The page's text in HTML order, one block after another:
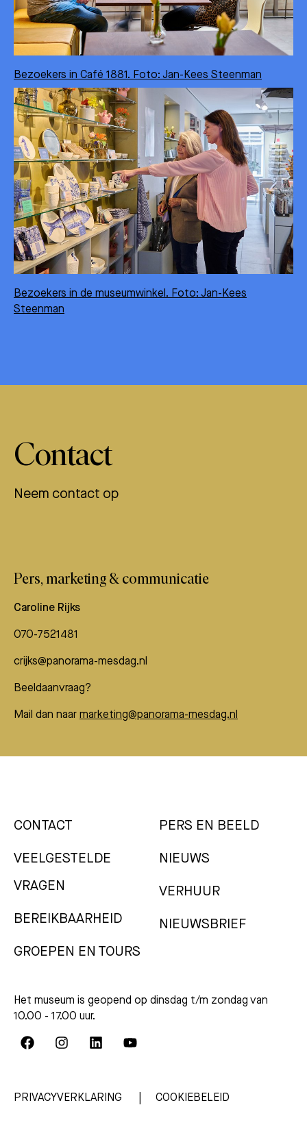
Bezoekers in Café 1881. Foto: Jan-Kees Steenman
Bezoekers in de museumwinkel. Foto: Jan-Kees
Steenman
Contact
Neem contact op
Pers, marketing & communicatie
Caroline Rijks
070-7521481
crijks@panorama-mesdag.nl
Beeldaanvraag?
Mail dan naarmarketing@panorama-mesdag.nl
CONTACT
VEELGESTELDE
VRAGEN
BEREIKBAARHEID
GROEPEN EN TOURS
PERS EN BEELD
NIEUWS
VERHUUR
NIEUWSBRIEF
Het museum is geopend op dinsdag t/m zondag van
10.00 - 17.00 uur.
PRIVACYVERKLARING COOKIEBELEID